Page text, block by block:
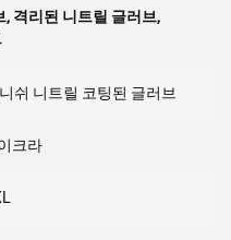
, 격리된 니트릴 글러브,
쉬 니트릴 코팅된 글러브
크라